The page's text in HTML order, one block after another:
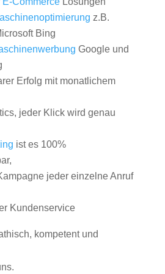
z.B.
Bing
Google und
Erfolg mit monatlichem
jeder Klick wird genau
ist es 100%
jeder einzelne Anruf
Kundenservice
kompetent und